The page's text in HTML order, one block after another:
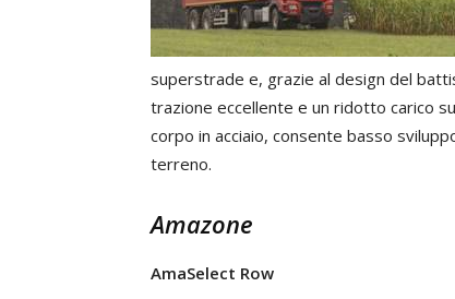
superstrade e, grazie al design del
trazione eccellente e un ridotto carico
corpo in acciaio, consente basso
terreno.
Amazone
AmaSelect Row